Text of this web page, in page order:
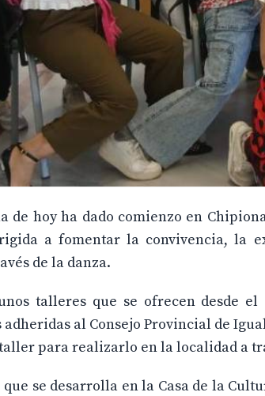
de hoy ha dado comienzo en
a fomentar la convivencia, la
de la danza.
talleres que se ofrecen desde
al Consejo Provincial de
para realizarlo en la localidad a
se desarrolla en la Casa de la